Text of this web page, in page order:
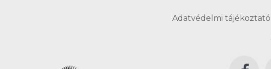
Adatvédelmi tájékoztató